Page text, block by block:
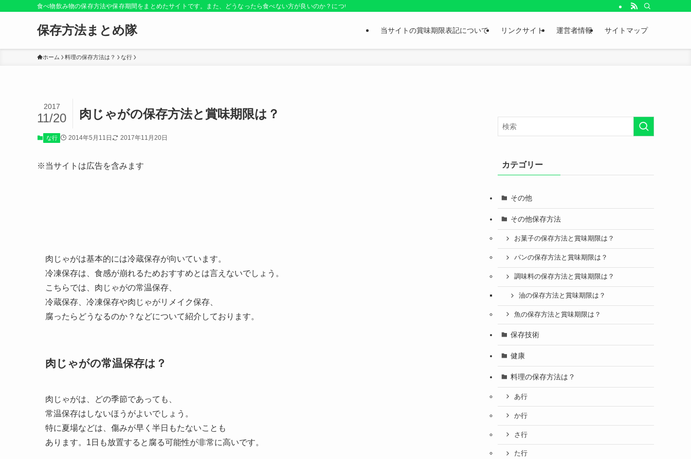
食べ物飲み物の保存方法や保存期間をまとめたサイトです。また、どうなったら食べない方が良いのか？についても紹介しているお役立ちサイトです。
保存方法まとめ隊 当サイトの賞味期限表記について リンクサイト 運営者情報 サイトマップ
ホーム 料理の保存方法は？ な行
肉じゃがの保存方法と賞味期限は？
2017
11/20
な行 2014年5月11日 2017年11月20日
※当サイトは広告を含みます
肉じゃがは基本的には冷蔵保存が向いています。
冷凍保存は、食感が崩れるためおすすめとは言えないでしょう。
こちらでは、肉じゃがの常温保存、
冷蔵保存、冷凍保存や肉じゃがリメイク保存、
腐ったらどうなるのか？などについて紹介しております。
肉じゃがの常温保存は？
肉じゃがは、どの季節であっても、
常温保存はしないほうがよいでしょう。
特に夏場などは、傷みが早く半日もたないことも
あります。1日も放置すると腐る可能性が非常に高いです。
カテゴリー
その他
その他保存方法
お菓子の保存方法と賞味期限は？
パンの保存方法と賞味期限は？
調味料の保存方法と賞味期限は？
油の保存方法と賞味期限は？
魚の保存方法と賞味期限は？
保存技術
健康
料理の保存方法は？
あ行
か行
さ行
た行